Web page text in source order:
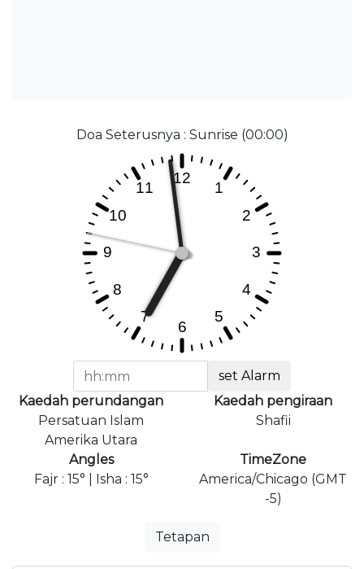
Doa Seterusnya : Sunrise (00:00)
set Alarm
Kaedah perundangan
Persatuan Islam
Amerika Utara
Kaedah pengiraan
Shafii
Angles
Fajr : 15° | Isha : 15°
TimeZone
America/Chicago (GMT
-5)
Tetapan